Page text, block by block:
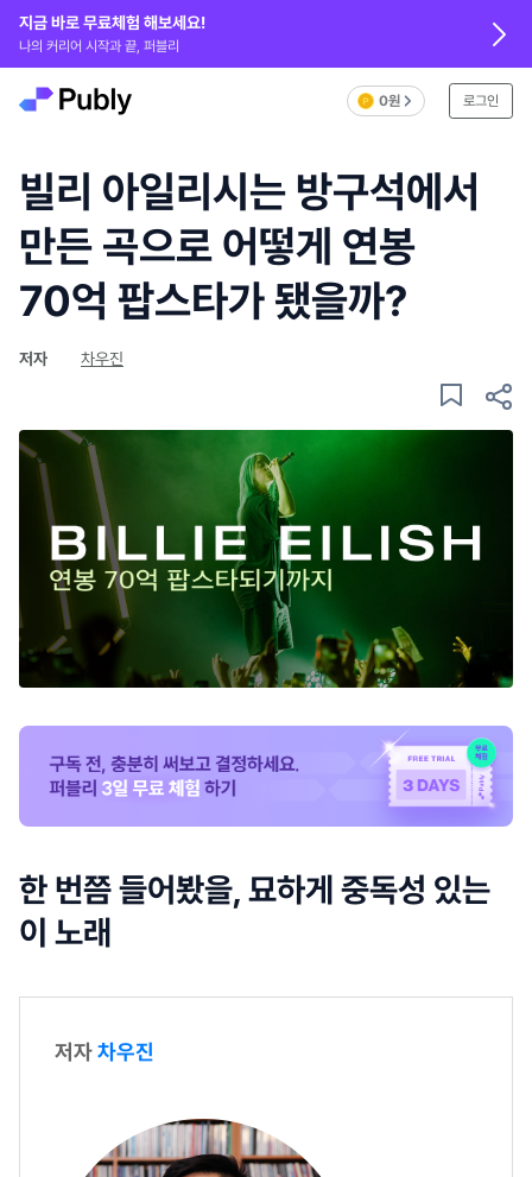
지금 바로 무료체험 해보세요!
나의 커리어 시작과 끝, 퍼블리
0원 로그인
빌리 아일리시는 방구석에서
만든 곡으로 어떻게 연봉
70억 팝스타가 됐을까?
저자 차우진
한 번쯤 들어봤을, 묘하게 중독성 있는
이 노래
저자차우진